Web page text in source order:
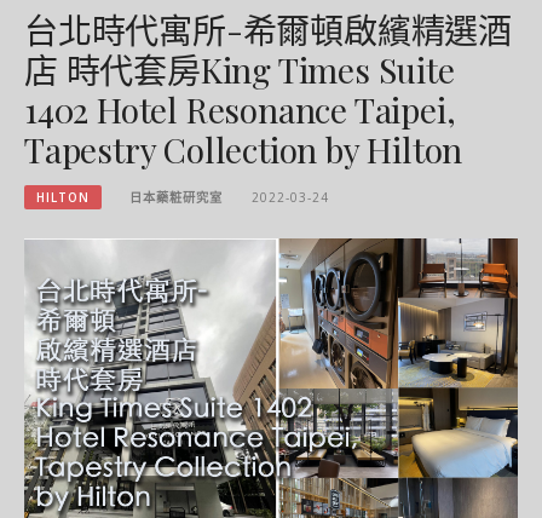
台北時代寓所-希爾頓啟繽精選酒
店 時代套房King Times Suite
1402 Hotel Resonance Taipei,
Tapestry Collection by Hilton
HILTON 日本藥粧研究室 2022-03-24